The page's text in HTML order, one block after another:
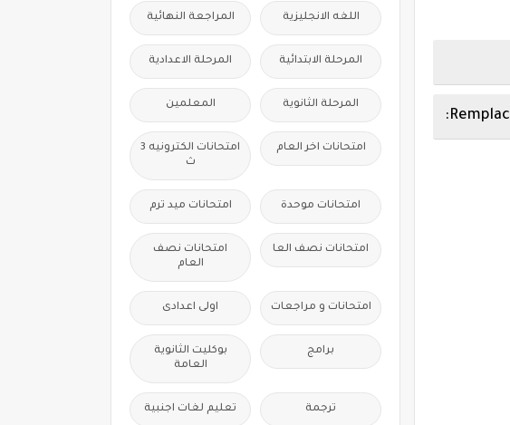
اللغه الانجليزية المراجعة النهائية
المرحلة الابتدائية المرحلة الاعدادية
المرحلة الثانوية المعلمين
امتحانات اخر العام
امتحانات الكترونيه 3
ث
امتحانات موحدة امتحانات ميد ترم
امتحانات نصف العا
امتحانات نصف
العام
امتحانات و مراجعات اولى اعدادى
برامج
بوكليت الثانوية
العامة
ترجمة تعليم لغات اجنبية